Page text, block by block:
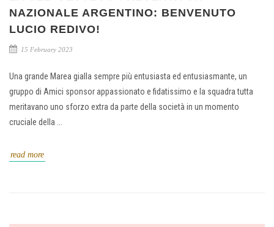
NAZIONALE ARGENTINO: BENVENUTO
LUCIO REDIVO!
15 February 2023
Una grande Marea gialla sempre più entusiasta ed entusiasmante, un
gruppo di Amici sponsor appassionato e fidatissimo e la squadra tutta
meritavano uno sforzo extra da parte della società in un momento
cruciale della ...
read more